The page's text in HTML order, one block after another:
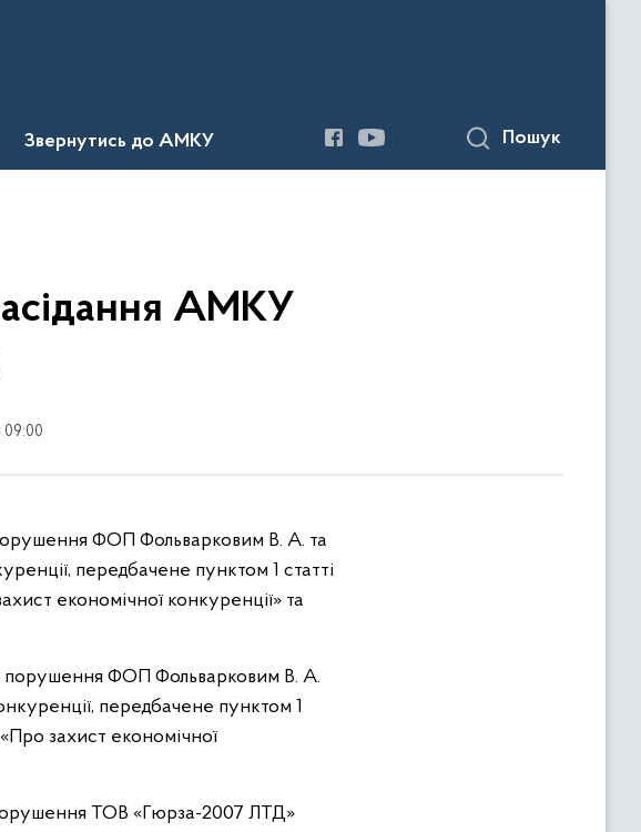
Звернутись до АМКУ Пошук
АМКУ
09:00
ФОП Фольварковим В. А. та
передбачене пунктом 1 статті
економічної конкуренції» та
порушення ФОП Фольварковим В. А.
передбачене пунктом 1
захист економічної
ТОВ «Гюрза-2007 ЛТД»